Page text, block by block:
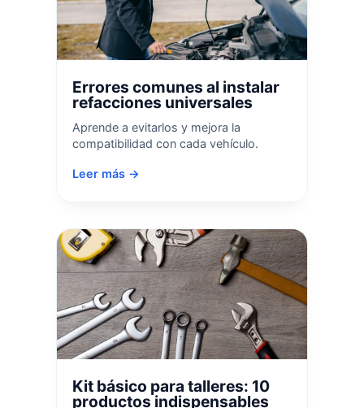
Errores comunes al instalar
refacciones universales
Aprende a evitarlos y mejora la
compatibilidad con cada vehículo.
Leer más →
Kit básico para talleres: 10
productos indispensables